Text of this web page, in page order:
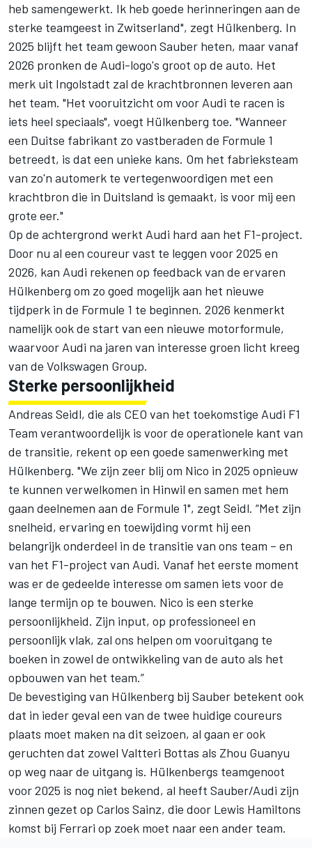
heb samengewerkt. Ik heb goede herinneringen aan de
sterke teamgeest in Zwitserland", zegt Hülkenberg. In
2025 blijft het team gewoon Sauber heten, maar vanaf
2026 pronken de Audi-logo's groot op de auto. Het
merk uit Ingolstadt zal de krachtbronnen leveren aan
het team. "Het vooruitzicht om voor Audi te racen is
iets heel speciaals", voegt Hülkenberg toe. "Wanneer
een Duitse fabrikant zo vastberaden de Formule 1
betreedt, is dat een unieke kans. Om het fabrieksteam
van zo'n automerk te vertegenwoordigen met een
krachtbron die in Duitsland is gemaakt, is voor mij een
grote eer."
Op de achtergrond werkt Audi hard aan het F1-project.
Door nu al een coureur vast te leggen voor 2025 en
2026, kan Audi rekenen op feedback van de ervaren
Hülkenberg om zo goed mogelijk aan het nieuwe
tijdperk in de Formule 1 te beginnen. 2026 kenmerkt
namelijk ook de start van een nieuwe motorformule,
waarvoor Audi na jaren van interesse groen licht kreeg
van de Volkswagen Group.
Sterke persoonlijkheid
Andreas Seidl, die als CEO van het toekomstige Audi F1
Team verantwoordelijk is voor de operationele kant van
de transitie, rekent op een goede samenwerking met
Hülkenberg. "We zijn zeer blij om Nico in 2025 opnieuw
te kunnen verwelkomen in Hinwil en samen met hem
gaan deelnemen aan de Formule 1", zegt Seidl. “Met zijn
snelheid, ervaring en toewijding vormt hij een
belangrijk onderdeel in de transitie van ons team – en
van het F1-project van Audi. Vanaf het eerste moment
was er de gedeelde interesse om samen iets voor de
lange termijn op te bouwen. Nico is een sterke
persoonlijkheid. Zijn input, op professioneel en
persoonlijk vlak, zal ons helpen om vooruitgang te
boeken in zowel de ontwikkeling van de auto als het
opbouwen van het team.”
De bevestiging van Hülkenberg bij Sauber betekent ook
dat in ieder geval een van de twee huidige coureurs
plaats moet maken na dit seizoen, al gaan er ook
geruchten dat zowel Valtteri Bottas als Zhou Guanyu
op weg naar de uitgang is. Hülkenbergs teamgenoot
voor 2025 is nog niet bekend, al heeft Sauber/Audi zijn
zinnen gezet op Carlos Sainz, die door Lewis Hamiltons
komst bij Ferrari op zoek moet naar een ander team.